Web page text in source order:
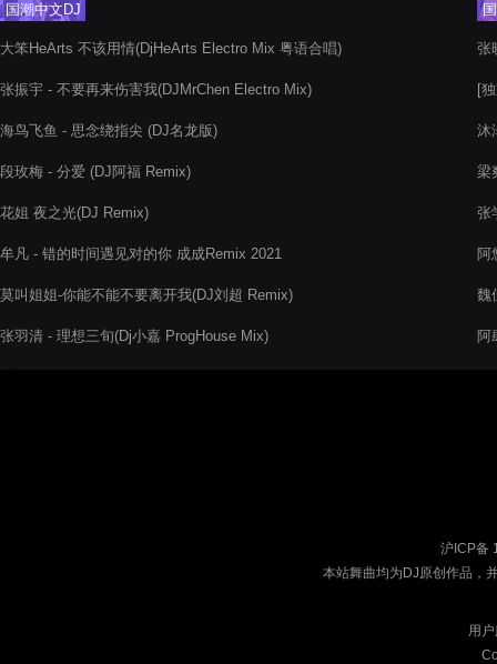
国潮中文DJ
大笨HeArts 不该用情(DjHeArts Electro Mix 粤语合唱)
张振宇 - 不要再来伤害我(DJMrChen Electro Mix)
海鸟飞鱼 - 思念绕指尖 (DJ名龙版)
段玫梅 - 分爱 (DJ阿福 Remix)
花姐 夜之光(DJ Remix)
牟凡 - 错的时间遇见对的你 成成Remix 2021
莫叫姐姐-你能不能不要离开我(DJ刘超 Remix)
张羽清 - 理想三旬(Dj小嘉 ProgHouse Mix)
张
[
沐
梁
张
阿
魏
阿
沪ICP备
本站舞曲均为DJ原创作品，
用